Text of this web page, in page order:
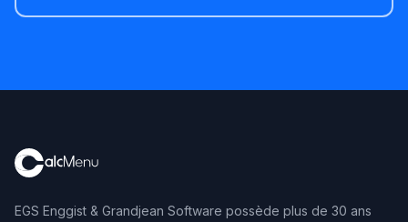
EGS Enggist & Grandjean Software possède plus de 30 ans